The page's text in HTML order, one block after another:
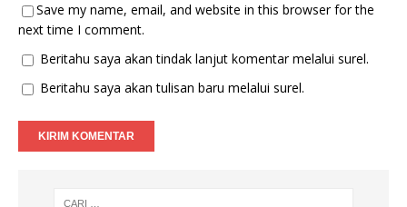
Save my name, email, and website in this browser for the
next time I comment.
Beritahu saya akan tindak lanjut komentar melalui surel.
Beritahu saya akan tulisan baru melalui surel.